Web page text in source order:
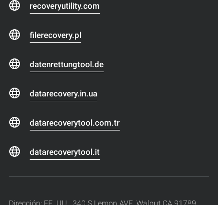
recoveryutility.com
filerecovery.pl
datenrettungtool.de
datarecovery.in.ua
datarecoverytool.com.tr
datarecoverytool.it
Dirección: EE. UU., 340 S Lemon AVE, Walnut CA 91789